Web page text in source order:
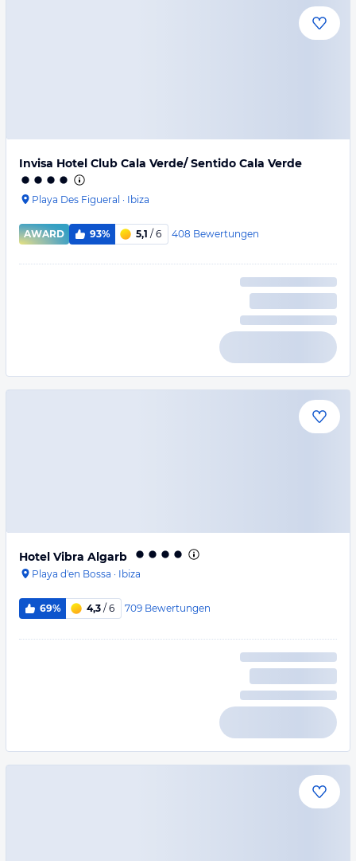
Invisa Hotel Club Cala Verde/ Sentido Cala Verde
Playa Des Figueral · Ibiza
AWARD 93% 5,1 / 6 408 Bewertungen
Hotel Vibra Algarb
Playa d'en Bossa · Ibiza
69% 4,3 / 6 709 Bewertungen